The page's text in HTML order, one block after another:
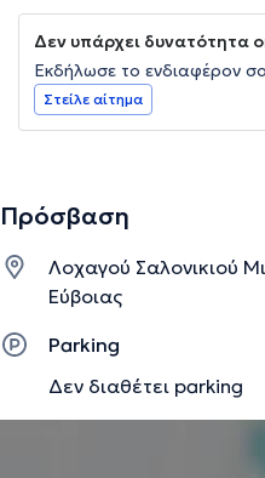
Δεν υπάρχει δυνατότητα
Εκδήλωσε το ενδιαφέρον
Στείλε αίτημα
Πρόσβαση
Λοχαγού Σαλονικιού
Εύβοιας
Parking
Δεν διαθέτει parking